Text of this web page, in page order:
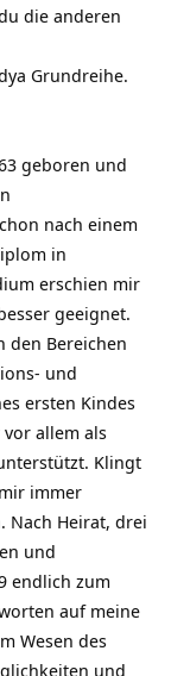
die anderen
Grundreihe.
geboren und
nach einem
in
erschien mir
geeignet.
den Bereichen
und
ersten Kindes
allem als
Klingt
immer
Nach Heirat, drei
und
endlich zum
auf meine
Wesen des
und